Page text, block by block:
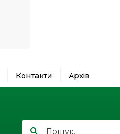
Контакти Архів